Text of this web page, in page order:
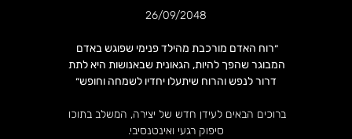
26/09/2048
״רוח האדם מורכבת מהילד פנימי שפוגש באדם
המבוגר שהפך להיות, הגאונית שבאנושות היא לתת
דרור לנפש והרוח שיתעלו יחדיו לשמחה וחופש״
ברוכים הבאים לעידן חדש של יצירה, המשלב בתוכו
סיפוק רגעי ואינטנסיבי.